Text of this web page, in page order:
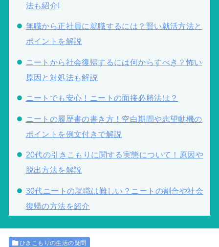
法も紹介!
無職から正社員に就職するには？賢い就活方法と
ポイントを解説
ニートから社会復帰するには何からすべき？怖い
原因と対処法も解説
ニートでも安心！ニートの面接必勝法は？
ニートの履歴書の書き方！空白期間や志望動機の
ポイントを例文付きで解説
20代の引きこもりに関する実態について！原因や
脱出方法を解説
30代ニートの就職は難しい？ニートの割合や社会
復帰の方法を紹介
ひきこもりの生活の疑問